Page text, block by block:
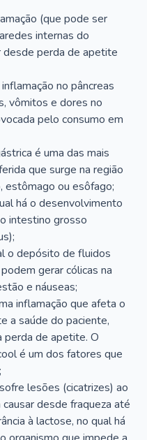
(que pode ser
internas do
perda de apetite
no pâncreas
vômitos e dores no
pelo consumo em
é uma das mais
que surge na região
estômago ou esôfago;
há o desenvolvimento
intestino grosso
o depósito de fluidos
gerar cólicas na
e náuseas;
inflamação que afeta o
a saúde do paciente,
perda de apetite. O
é um dos fatores que
lesões (cicatrizes) ao
desde fraqueza até
à lactose, no qual há